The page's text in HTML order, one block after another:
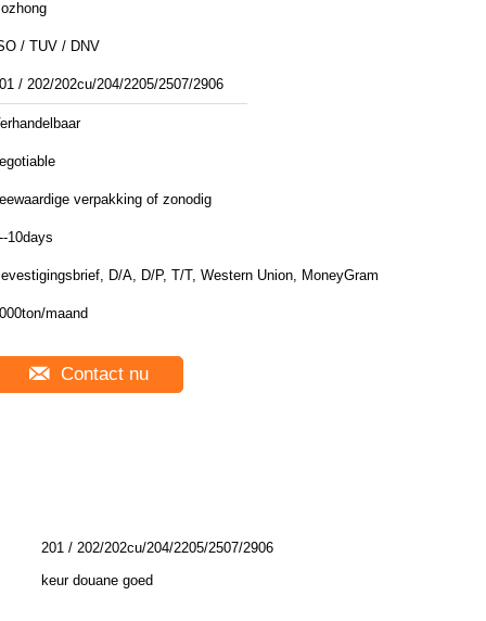
/ TUV / DNV
/ 202/202cu/204/2205/2507/2906
verpakking of zonodig
10days
D/A, D/P, T/T, Western Union, MoneyGram
maand
Contact nu
201 / 202/202cu/204/2205/2507/2906
keur douane goed